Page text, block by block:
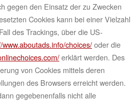
gegen den Einsatz der zu Zwecken
Cookies kann bei einer Vielzahl
des Trackings, über die US-
www.aboutads.info/choices/oder die
erklärt werden. Des
von Cookies mittels deren
des Browsers erreicht werden.
gegebenenfalls nicht alle